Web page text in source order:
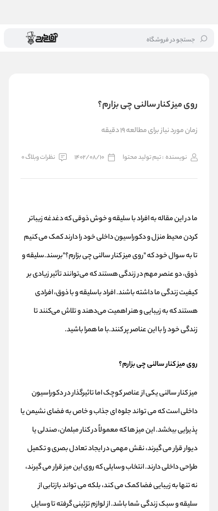
جستجو در فروشگاه خانه / بلاگ/ روی میز کنار سالنی چی بزارم؟
روی میز کنار سالنی چی بزارم؟
زمان مورد نیاز برای مطالعه 19 دقیقه
نویسنده : تیم تولید محتوا 1402/08/10 نظرات وبلاگ 0
ما در این مقاله به افراد با سلیقه و خوش ذوقی که دغدغه زیباتر
کردن محیط منزل و دکوراسیون داخلی خود را دارند کمک می کنیم
تا به سوال خود که "روی میز کنار سالنی چی بزارم؟"برسند.سلیقه و
ذوق، دو عنصر مهم در زندگی هستند که می‌توانند تأثیر زیادی بر
کیفیت زندگی ما داشته باشند. افراد باسلیقه و با ذوق، افرادی
هستند که به زیبایی و هنر اهمیت می‌دهند و تلاش می‌کنند تا
زندگی خود را با این عناصر پر کنند.با ما همرا باشید.
روی میز کنار سالنی چی بزارم؟
میز کنار سالنی یکی از عناصر کوچک اما تاثیرگذار در دکوراسیون
داخلی است که می‌ تواند جلوه‌ ای جذاب و خاص به فضای نشیمن یا
پذیرایی ببخشد. این میز ها که معمولاً در کنار مبلمان، صندلی یا
دیوار قرار می‌ گیرند، نقش مهمی در ایجاد تعادل بصری و تکمیل
طراحی داخلی دارند. انتخاب وسایلی که روی این میز قرار می‌ گیرند،
نه تنها به زیبایی فضا کمک می‌ کند، بلکه می‌ تواند بازتابی از
سلیقه و سبک زندگی شما باشد. از لوازم تزئینی گرفته تا وسایل